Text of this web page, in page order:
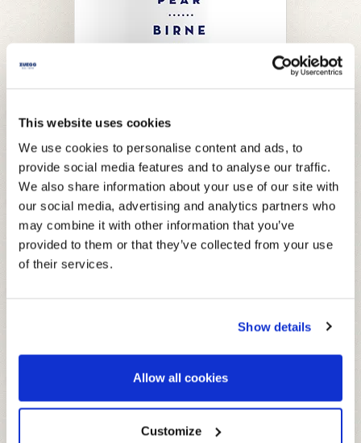
This website uses cookies
We use cookies to personalise content and ads, to
provide social media features and to analyse our traffic.
We also share information about your use of our site with
our social media, advertising and analytics partners who
may combine it with other information that you’ve
provided to them or that they’ve collected from your use
of their services.
Show details
Allow all cookies
Customize
GLASFLASCHE 200 ML
Die besten Fruchtsorten, die man
unterwegs trinken kann: in den besten
Bars und Clubs.
ZUTATEN
Antioxidationsmittel: L-Ascorbinsäure, Aroma.
PRO 100ML